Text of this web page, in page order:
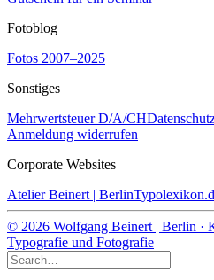
Fotoblog
Fotos 2007–2025
Sonstiges
Mehrwertsteuer D/A/CH
Anmeldung widerrufen
Corporate Websites
Atelier Beinert | Berlin
© 2026 Wolfgang Beinert | Berlin ·
Typografie und Fotografie